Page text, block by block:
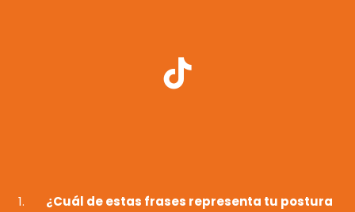
¿Cuál de estas frases representa tu postura